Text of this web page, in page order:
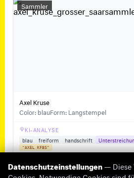
Sammler
Axel Kruse
Color: blauForm: Langstempel
KI-ANALYSE
blau
freiform handschrift
"AXEL KFBS"
Datenschutzeinstellungen— Diese